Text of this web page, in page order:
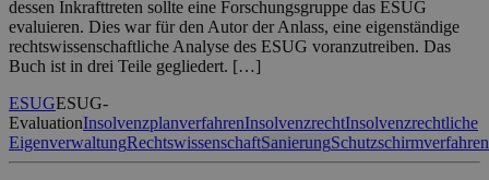
dessen Inkrafttreten sollte eine Forschungsgruppe das ESUG
evaluieren. Dies war für den Autor der Anlass, eine eigenständige
rechtswissenschaftliche Analyse des ESUG voranzutreiben. Das
Buch ist in drei Teile gegliedert. […]
ESUGESUG-
EvaluationInsolvenzplanverfahrenInsolvenzrechtInsolvenzrechtliche
EigenverwaltungRechtswissenschaftSanierungSchutzschirmverfahren